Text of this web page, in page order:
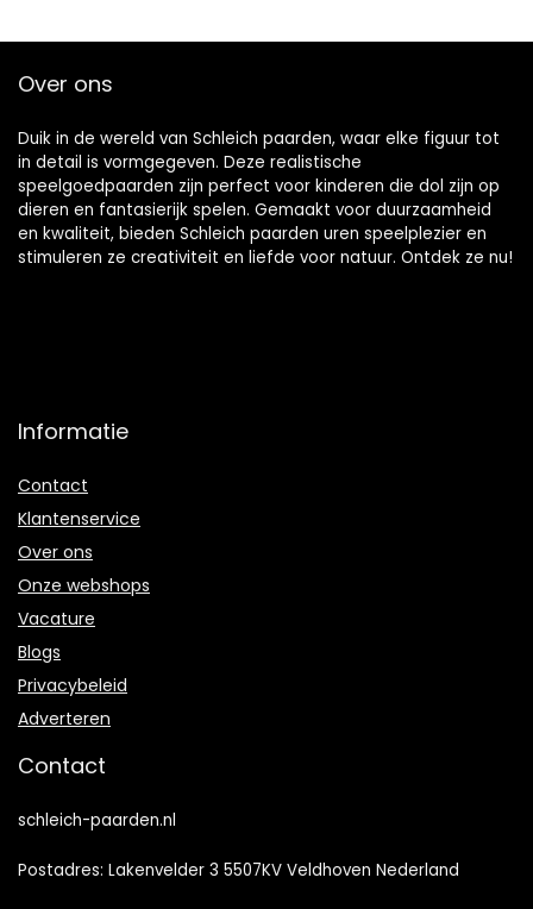
Over ons
Duik in de wereld van Schleich paarden, waar elke figuur tot
in detail is vormgegeven. Deze realistische
speelgoedpaarden zijn perfect voor kinderen die dol zijn op
dieren en fantasierijk spelen. Gemaakt voor duurzaamheid
en kwaliteit, bieden Schleich paarden uren speelplezier en
stimuleren ze creativiteit en liefde voor natuur. Ontdek ze nu!
Informatie
Contact
Klantenservice
Over ons
Onze webshops
Vacature
Blogs
Privacybeleid
Adverteren
Contact
schleich-paarden.nl
Postadres: Lakenvelder 3 5507KV Veldhoven Nederland